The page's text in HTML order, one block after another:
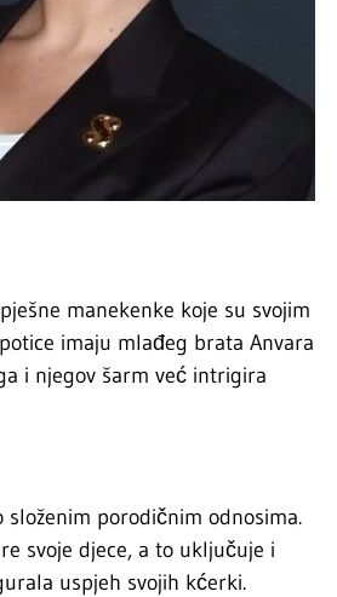
manekenke koje su svojim
imaju mlađeg brata Anvara
i njegov šarm već intrigira
porodičnim odnosima.
svoje djece, a to uključuje i
uspjeh svojih kćerki.